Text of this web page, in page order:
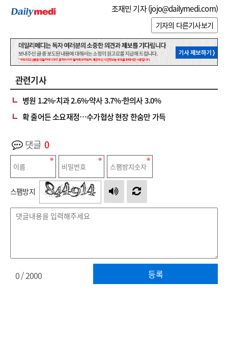
조재민 기자 (jojo@dailymedi.com)
기자의 다른기사보기
관련기사
병원 1.2%·치과 2.6%·약사 3.7%·한의사 3.0%
확 줄어든 소요재정…수가협상 현장 한숨만 가득
댓글 0
스팸방지
등록
0/ 2000